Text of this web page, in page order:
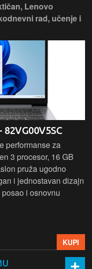
Lenovo
rad, učenje i
performanse za
3 procesor, 16 GB
pruža ugodno
i jednostavan dizajn
i osnovnu
KUPI